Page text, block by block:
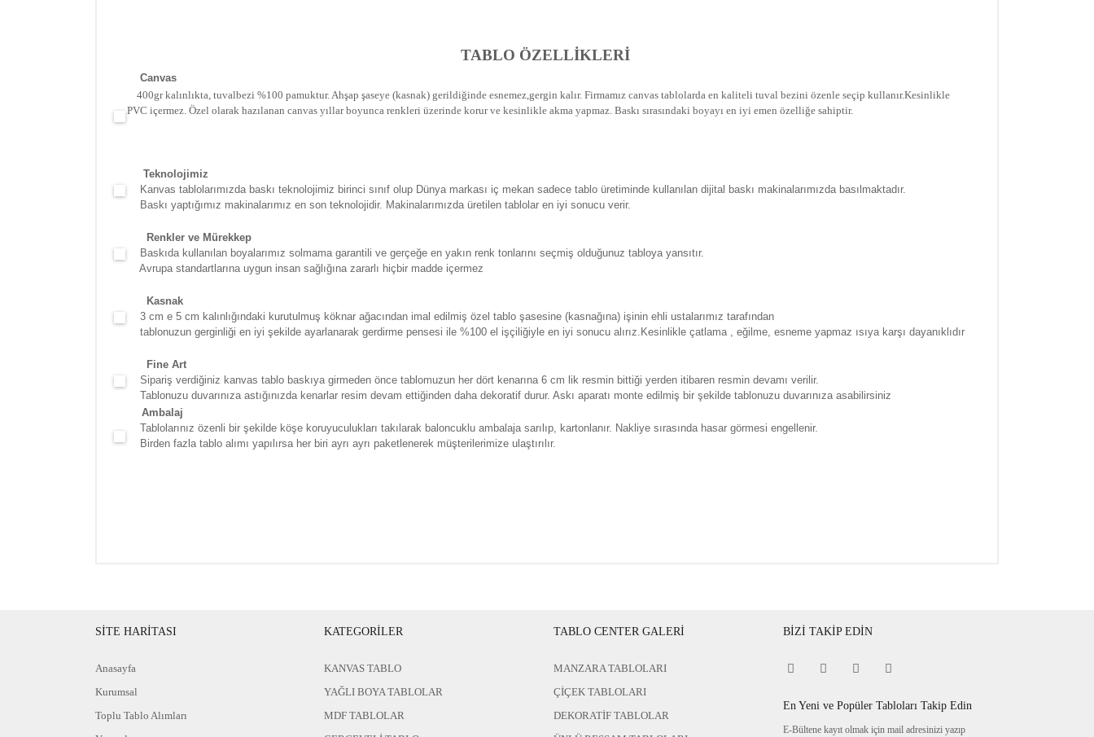
TABLO ÖZELLİKLERİ
Canvas
400gr kalınlıkta, tuvalbezi %100 pamuktur. Ahşap şaseye (kasnak) gerildiğinde esnemez,gergin kalır. Firmamız canvas tablolarda en kaliteli tuval bezini özenle seçip kullanır.Kesinlikle
PVC içermez. Özel olarak hazılanan canvas yıllar boyunca renkleri üzerinde korur ve kesinlikle akma yapmaz. Baskı sırasındaki boyayı en iyi emen özelliğe sahiptir.
Teknolojimiz
Kanvas tablolarımızda baskı teknolojimiz birinci sınıf olup Dünya markası iç mekan sadece tablo üretiminde kullanılan dijital baskı makinalarımızda basılmaktadır.
Baskı yaptığımız makinalarımız en son teknolojidir. Makinalarımızda üretilen tablolar en iyi sonucu verir.
Renkler ve Mürekkep
Baskıda kullanılan boyalarımız solmama garantili ve gerçeğe en yakın renk tonlarını seçmiş olduğunuz tabloya yansıtır.
Avrupa standartlarına uygun insan sağlığına zararlı hiçbir madde içermez
Kasnak
3 cm e 5 cm kalınlığındaki kurutulmuş köknar ağacından imal edilmiş özel tablo şasesine (kasnağına) işinin ehli ustalarımız tarafından
tablonuzun gerginliği en iyi şekilde ayarlanarak gerdirme pensesi ile %100 el işçiliğiyle en iyi sonucu alırız.Kesinlikle çatlama , eğilme, esneme yapmaz ısıya karşı dayanıklıdır
Fine Art
Sipariş verdiğiniz kanvas tablo baskıya girmeden önce tablomuzun her dört kenarına 6 cm lik resmin bittiği yerden itibaren resmin devamı verilir.
Tablonuzu duvarınıza astığınızda kenarlar resim devam ettiğinden daha dekoratif durur. Askı aparatı monte edilmiş bir şekilde tablonuzu duvarınıza asabilirsiniz
Ambalaj
Tablolarınız özenli bir şekilde köşe koruyuculukları takılarak baloncuklu ambalaja sarılıp, kartonlanır. Nakliye sırasında hasar görmesi engellenir.
Birden fazla tablo alımı yapılırsa her biri ayrı ayrı paketlenerek müşterilerimize ulaştırılır.
SİTE HARİTASI
Anasayfa
Kurumsal
Toplu Tablo Alımları
KATEGORİLER
KANVAS TABLO
YAĞLI BOYA TABLOLAR
MDF TABLOLAR
TABLO CENTER GALERİ
MANZARA TABLOLARI
ÇİÇEK TABLOLARI
DEKORATİF TABLOLAR
BİZİ TAKİP EDİN
En Yeni ve Popüler Tabloları Takip Edin
E-Bültene kayıt olmak için mail adresinizi yazıp